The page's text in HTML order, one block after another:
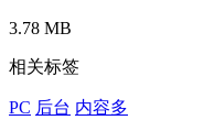
3.78 MB
相关标签
PC 后台 内容多